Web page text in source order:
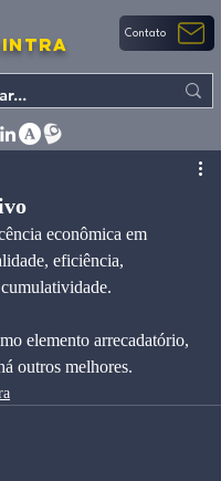
Contato
econômica em
eficiência,
elemento arrecadatório,
outros melhores.